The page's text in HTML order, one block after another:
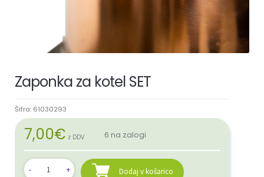
Zaponka za kotel SET
Šifra: 61030293
7,00€ z DDV 6 na zalogi
Dodaj v košarico